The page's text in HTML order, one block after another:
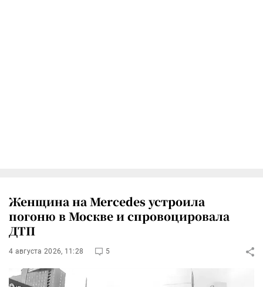
Женщина на Mercedes устроила
погоню в Москве и спровоцировала
ДТП
4 августа 2026, 11:28 5